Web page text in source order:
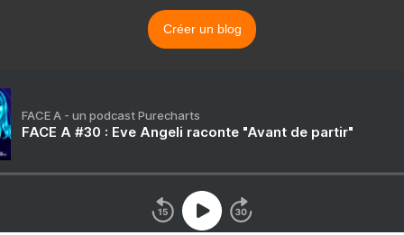
Créer un blog
FACE A - un podcast Purecharts
FACE A #30 : Eve Angeli raconte "Avant de partir"